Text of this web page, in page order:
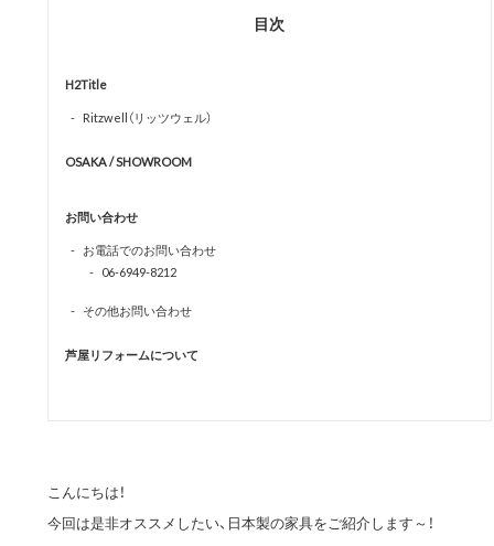
目次
H2Title
Ritzwell（リッツウェル）
OSAKA / SHOWROOM
お問い合わせ
お電話でのお問い合わせ
06-6949-8212
その他お問い合わせ
芦屋リフォームについて
こんにちは！
今回は是非オススメしたい、日本製の家具をご紹介します～！